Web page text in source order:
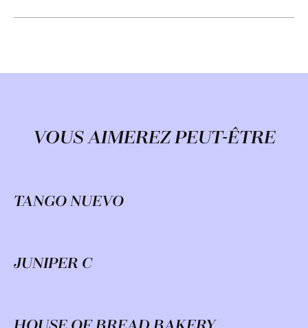
VOUS AIMEREZ PEUT-ÊTRE
TANGO NUEVO
JUNIPER C